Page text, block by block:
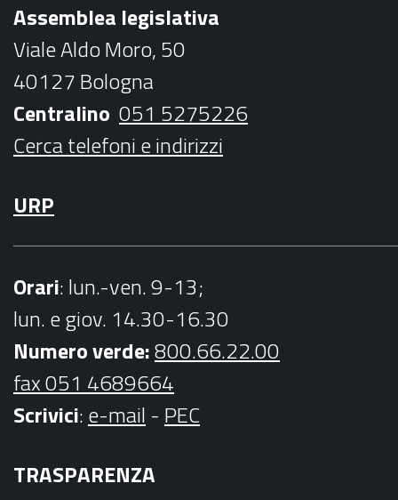
k
a
m
b
e
Assemblea legislativa
Viale Aldo Moro, 50
40127 Bologna
Centralino 051 5275226
Cerca telefoni e indirizzi
URP
Orari: lun.-ven. 9-13;
lun. e giov. 14.30-16.30
Numero verde:800.66.22.00
fax 051 4689664
Scrivici:e-mail - PEC
TRASPARENZA